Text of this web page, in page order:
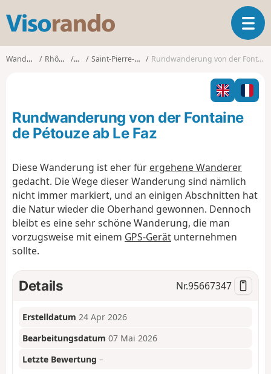
s
o
o
T
o
l
n
i
o
Wanderungen Rhône-Alpes IsèreSaint-Pierre-de-Chérennes Rundwanderung von der Fontaine de Pétouze ab Le Faz
Rundwanderung von der Fontaine
de Pétouze ab Le Faz
Diese Wanderung ist eher fürergehene Wanderer
gedacht. Die Wege dieser Wanderung sind nämlich
nicht immer markiert, und an einigen Abschnitten hat
die Natur wieder die Oberhand gewonnen. Dennoch
bleibt es eine sehr schöne Wanderung, die man
vorzugsweise mit einem GPS-Gerät unternehmen
sollte.
Details Nr.95667347
Erstelldatum 24 Apr 2026
Bearbeitungsdatum 07 Mai 2026
Letzte Bewertung –